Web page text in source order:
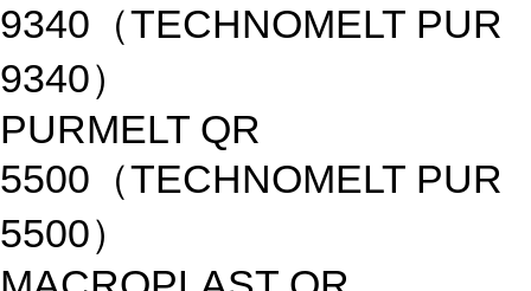
9340（TECHNOMELT PUR
9340）
PURMELT QR
5500（TECHNOMELT PUR
5500）